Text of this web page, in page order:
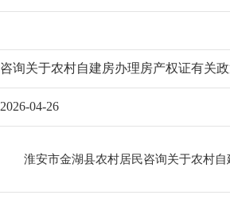
咨询关于农村自建房办理房产权证有关
2026-04-26
淮安市金湖县农村居民咨询关于农村自